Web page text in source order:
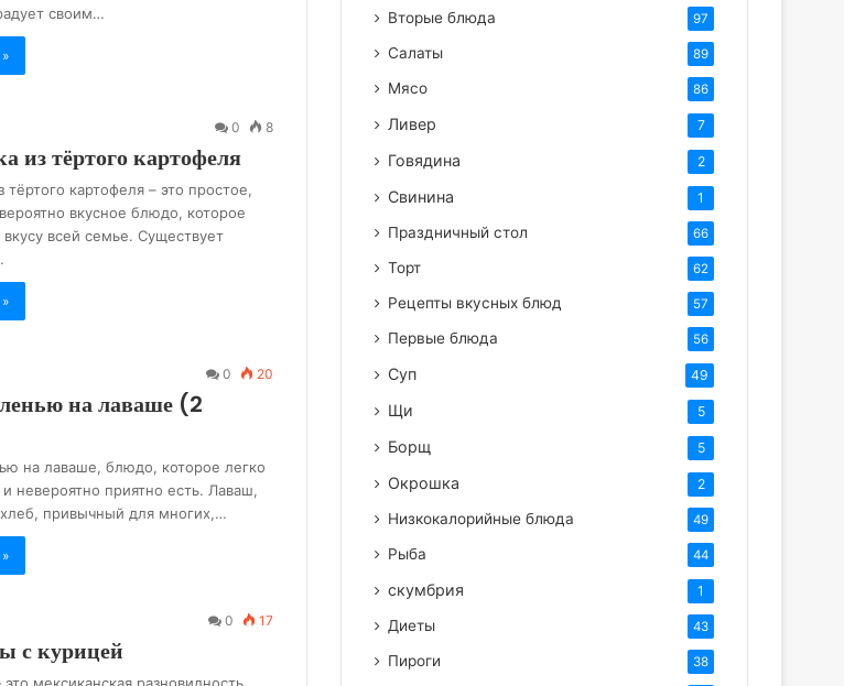
своим…
0 8
из тёртого картофеля
тёртого картофеля – это простое,
вкусное блюдо, которое
всей семье. Существует
0 20
на лаваше (2
на лаваше, блюдо, которое легко
и невероятно приятно есть. Лаваш,
хлеб, привычный для многих,…
0 17
с курицей
мексиканская разновидность
Вторые блюда 97
Салаты 89
Мясо 86
Ливер 7
Говядина 2
Свинина 1
Праздничный стол 66
Торт 62
Рецепты вкусных блюд 57
Первые блюда 56
Суп 49
Щи 5
Борщ 5
Окрошка 2
Низкокалорийные блюда 49
Рыба 44
скумбрия 1
Диеты 43
Пироги 38